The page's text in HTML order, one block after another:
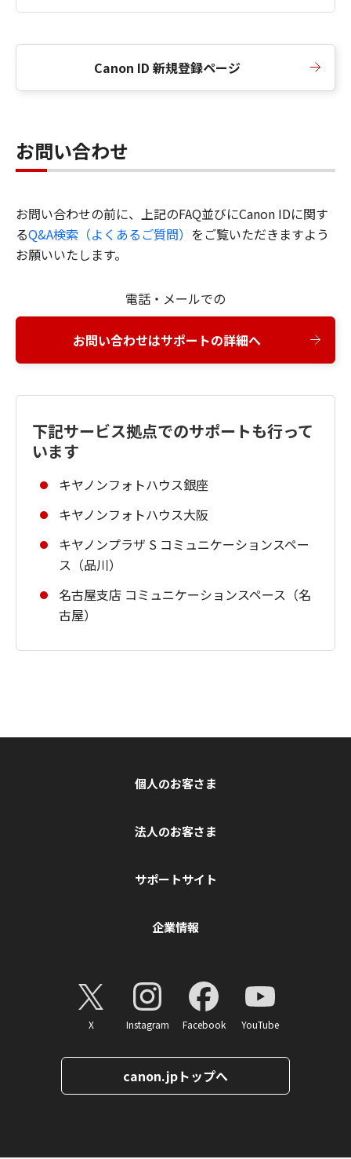
Canon ID 新規登録ページ
お問い合わせ
お問い合わせの前に、上記のFAQ並びにCanon IDに関す
るQ&A検索（よくあるご質問） をご覧いただきますよう
お願いいたします。
電話・メールでの
お問い合わせはサポートの詳細へ
下記サービス拠点でのサポートも行って
います
キヤノンフォトハウス銀座
キヤノンフォトハウス大阪
キヤノンプラザ S コミュニケーションスペー
ス（品川）
名古屋支店 コミュニケーションスペース（名
古屋）
個人のお客さま
法人のお客さま
サポートサイト
企業情報
X Instagram Facebook YouTube
canon.jpトップへ